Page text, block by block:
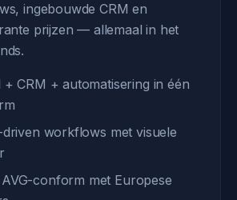
ingebouwde CRM en
prijzen — allemaal in het
+ CRM + automatisering in één
driven workflows met visuele
conform met Europese